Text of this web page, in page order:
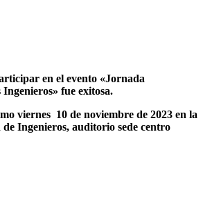
en el evento «Jornada
fue exitosa.
viernes 10 de noviembre de 2023 en la
Ingenieros, auditorio sede centro